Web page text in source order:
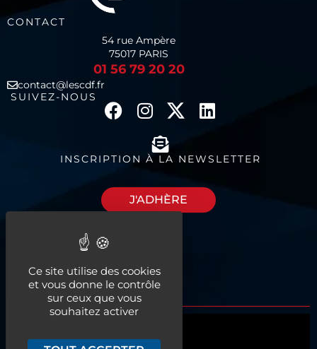
CONTACT
54 rue Ampère
75017 PARIS
01 56 79 20 20
contact@lescdf.fr
SUIVEZ-NOUS
INSCRIPTION À LA NEWSLETTER
J'ADHÈRE
espaces à louer
Ce site utilise des cookies
et vous donne le contrôle
sur ceux que vous
souhaitez activer